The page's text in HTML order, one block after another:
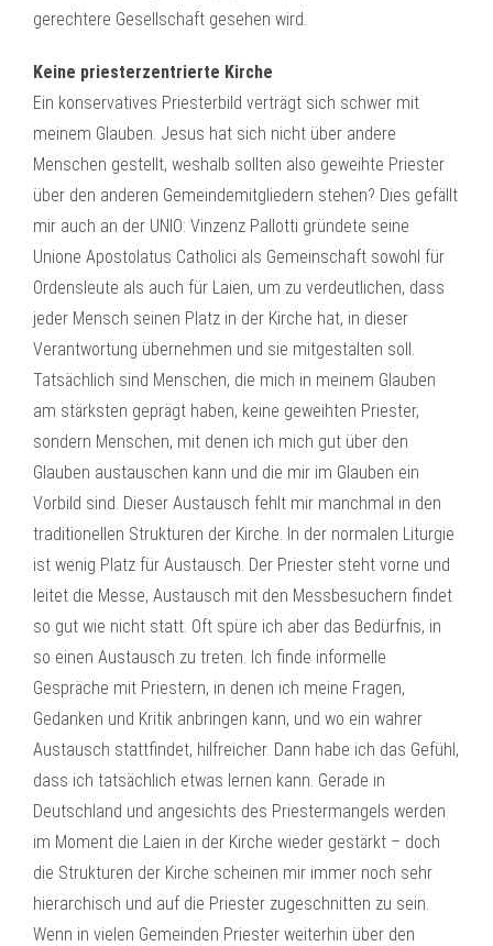
gerechtere Gesellschaft gesehen wird.
Keine priesterzentrierte Kirche
Ein konservatives Priesterbild verträgt sich schwer mit
meinem Glauben. Jesus hat sich nicht über andere
Menschen gestellt, weshalb sollten also geweihte Priester
über den anderen Gemeindemitgliedern stehen? Dies gefällt
mir auch an der UNIO: Vinzenz Pallotti gründete seine
Unione Apostolatus Catholici als Gemeinschaft sowohl für
Ordensleute als auch für Laien, um zu verdeutlichen, dass
jeder Mensch seinen Platz in der Kirche hat, in dieser
Verantwortung übernehmen und sie mitgestalten soll.
Tatsächlich sind Menschen, die mich in meinem Glauben
am stärksten geprägt haben, keine geweihten Priester,
sondern Menschen, mit denen ich mich gut über den
Glauben austauschen kann und die mir im Glauben ein
Vorbild sind. Dieser Austausch fehlt mir manchmal in den
traditionellen Strukturen der Kirche. In der normalen Liturgie
ist wenig Platz für Austausch. Der Priester steht vorne und
leitet die Messe, Austausch mit den Messbesuchern findet
so gut wie nicht statt. Oft spüre ich aber das Bedürfnis, in
so einen Austausch zu treten. Ich finde informelle
Gespräche mit Priestern, in denen ich meine Fragen,
Gedanken und Kritik anbringen kann, und wo ein wahrer
Austausch stattfindet, hilfreicher. Dann habe ich das Gefühl,
dass ich tatsächlich etwas lernen kann. Gerade in
Deutschland und angesichts des Priestermangels werden
im Moment die Laien in der Kirche wieder gestärkt – doch
die Strukturen der Kirche scheinen mir immer noch sehr
hierarchisch und auf die Priester zugeschnitten zu sein.
Wenn in vielen Gemeinden Priester weiterhin über den